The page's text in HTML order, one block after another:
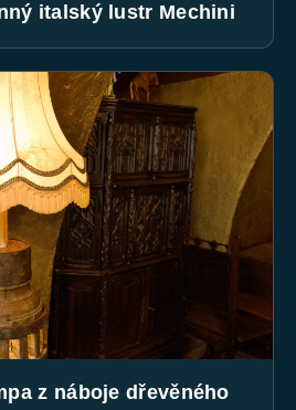
italský lustr Mechini
z náboje dřevěného